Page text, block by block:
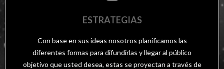
ESTRATEGIAS
Con base en sus ideas nosotros planificamos las
diferentes formas para difundirlas y llegar al público
objetivo que usted desea, estas se proyectan a través de